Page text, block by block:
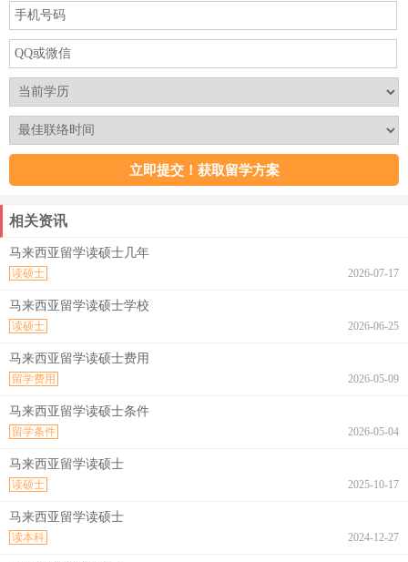
相关资讯
马来西亚留学读硕士几年
2026-07-17
读硕士
马来西亚留学读硕士学校
2026-06-25
读硕士
马来西亚留学读硕士费用
2026-05-09
留学费用
马来西亚留学读硕士条件
2026-05-04
留学条件
马来西亚留学读硕士
2025-10-17
读硕士
马来西亚留学读硕士
2024-12-27
读本科